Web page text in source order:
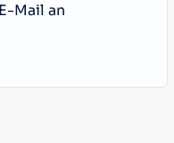
Mail an